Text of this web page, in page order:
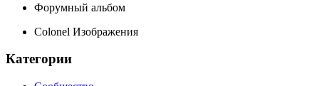
Форумный альбом
Colonel Изображения
Категории